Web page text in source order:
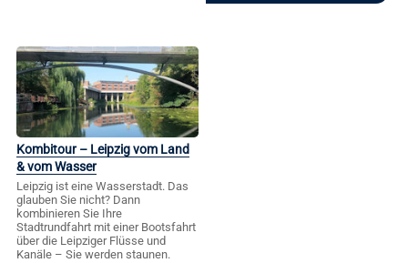
Kombitour – Leipzig vom Land
& vom Wasser
Leipzig ist eine Wasserstadt. Das
glauben Sie nicht? Dann
kombinieren Sie Ihre
Stadtrundfahrt mit einer Bootsfahrt
über die Leipziger Flüsse und
Kanäle – Sie werden staunen.